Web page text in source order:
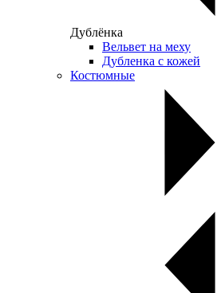
Дублёнка
Вельвет на меху
Дубленка с кожей
Костюмные